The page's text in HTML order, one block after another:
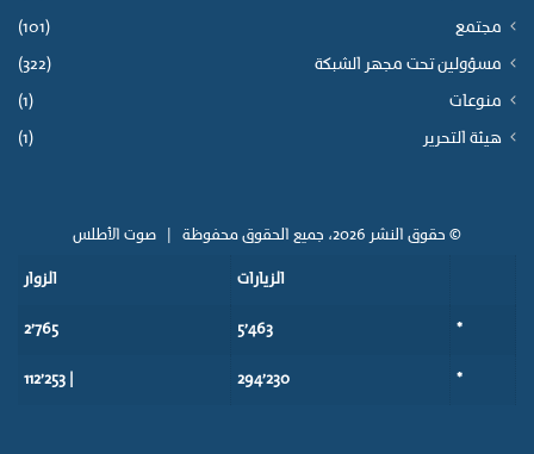
مجتمع (101)
مسؤولين تحت مجهر الشبكة (322)
منوعات (1)
هيئة التحرير (1)
© حقوق النشر 2026، جميع الحقوق محفوظة | صوت الأطلس
الزيارات الزوار
* 5٬463 2٬765
* 294٬230